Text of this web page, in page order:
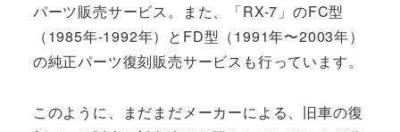
パーツ販売サービス。また、「RX-7」のFC型
（1985年-1992年）とFD型（1991年〜2003年）
の純正パーツ復刻販売サービスも行っています。
このように、まだまだメーカーによる、旧車の復